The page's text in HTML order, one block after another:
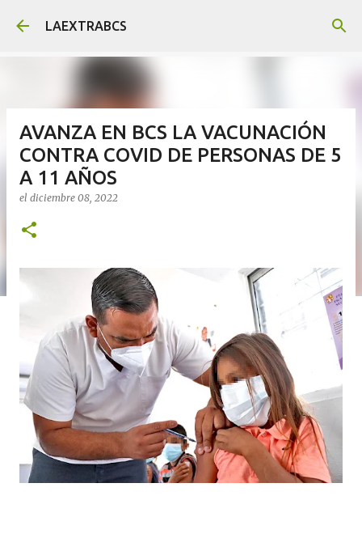
Ir al contenido principal
LAEXTRABCS
AVANZA EN BCS LA VACUNACIÓN
CONTRA COVID DE PERSONAS DE 5
A 11 AÑOS
el diciembre 08, 2022